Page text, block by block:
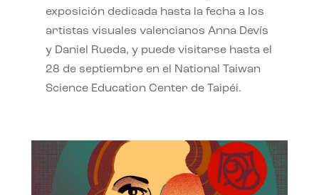
exposición dedicada hasta la fecha a los
artistas visuales valencianos Anna Devís
y Daniel Rueda, y puede visitarse hasta el
28 de septiembre en el National Taiwan
Science Education Center de Taipéi.